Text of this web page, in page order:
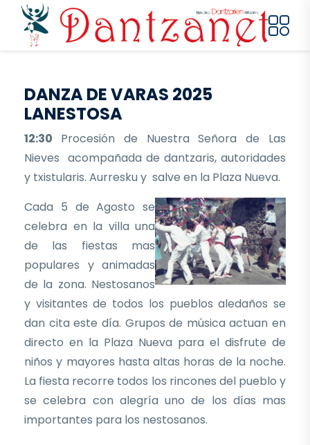
Pasar al contenido principal
DANZA DE VARAS 2025
LANESTOSA
12:30 Procesión de Nuestra Señora de Las
Nieves acompañada de dantzaris, autoridades
y txistularis. Aurresku y salve en la Plaza Nueva.
Cada 5 de Agosto se
celebra en la villa una
de las fiestas mas
populares y animadas
de la zona. Nestosanos
y visitantes de todos los pueblos aledaños se
dan cita este día. Grupos de música actuan en
directo en la Plaza Nueva para el disfrute de
niños y mayores hasta altas horas de la noche.
La fiesta recorre todos los rincones del pueblo y
se celebra con alegría uno de los días mas
importantes para los nestosanos.